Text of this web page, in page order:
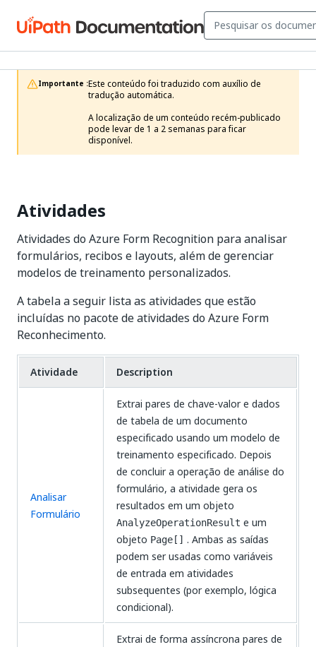
Importante :Este conteúdo foi traduzido com auxílio de
tradução automática.
A localização de um conteúdo recém-publicado
pode levar de 1 a 2 semanas para ficar
disponível.
Atividades
Atividades do Azure Form Recognition para analisar
formulários, recibos e layouts, além de gerenciar
modelos de treinamento personalizados.
A tabela a seguir lista as atividades que estão
incluídas no pacote de atividades do Azure Form
Reconhecimento.
Atividade Description
Analisar
Formulário
Extrai pares de chave-valor e dados
de tabela de um documento
especificado usando um modelo de
treinamento especificado. Depois
de concluir a operação de análise do
formulário, a atividade gera os
resultados em um objeto
AnalyzeOperationResult e um
objeto Page[] . Ambas as saídas
podem ser usadas como variáveis
de entrada em atividades
subsequentes (por exemplo, lógica
condicional).
Extrai de forma assíncrona pares de